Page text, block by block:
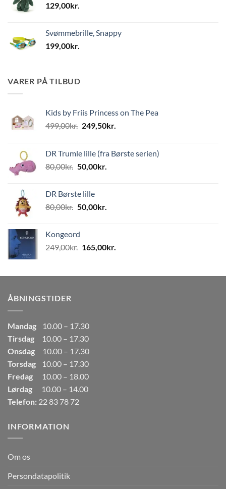
129,00kr.
Svømmebrille, Snappy
199,00kr.
VARER PÅ TILBUD
Kids by Friis Princess on The Pea
499,00kr. Den
var:
499,00kr..
249,50kr.
er:
DR Trumle lille (fra Børste serien)
80,00kr. Den
var:
80,00kr..
50,00kr.
50,00kr..
DR Børste lille
80,00kr. Den
var:
80,00kr..
50,00kr.
50,00kr..
Kongeord
249,00kr. Den
var:
165,00kr.
er:
ÅBNINGSTIDER
Mandag
10.00 – 17.30
Tirsdag
10.00 – 17.30
Onsdag
10.00 – 17.30
Torsdag
10.00 – 17.30
Fredag
10.00 – 18.00
Lørdag
10.00 – 14.00
Telefon: 22 83 78 72
INFORMATION
Om os
Persondatapolitik